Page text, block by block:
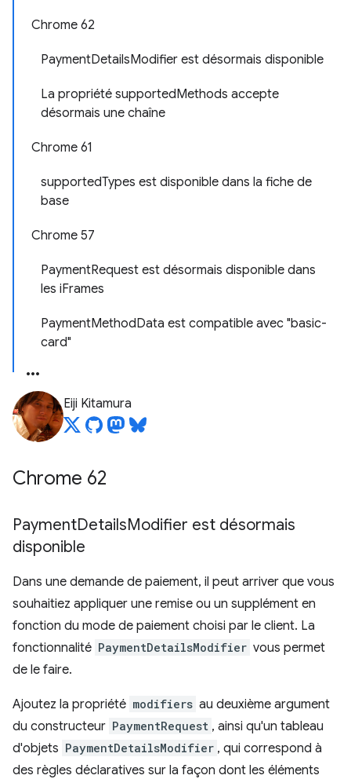
Chrome 62
PaymentDetailsModifier est désormais disponible
La propriété supportedMethods accepte
désormais une chaîne
Chrome 61
supportedTypes est disponible dans la fiche de
base
Chrome 57
PaymentRequest est désormais disponible dans
les iFrames
PaymentMethodData est compatible avec "basic-
card"
Eiji Kitamura
Chrome 62
PaymentDetailsModifier est désormais
disponible
Dans une demande de paiement, il peut arriver que vous
souhaitiez appliquer une remise ou un supplément en
fonction du mode de paiement choisi par le client. La
fonctionnalité PaymentDetailsModifier vous permet
de le faire.
Ajoutez la propriété modifiers au deuxième argument
du constructeur PaymentRequest , ainsi qu'un tableau
d'objets PaymentDetailsModifier , qui correspond à
des règles déclaratives sur la façon dont les éléments